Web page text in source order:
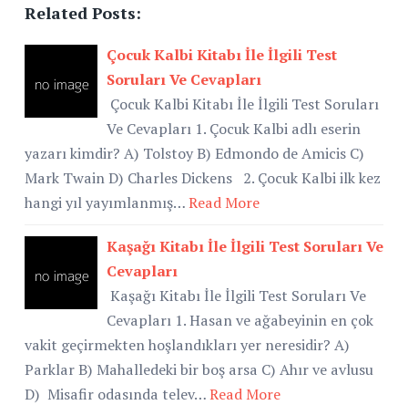
Related Posts:
Çocuk Kalbi Kitabı İle İlgili Test
Soruları Ve Cevapları
Çocuk Kalbi Kitabı İle İlgili Test Soruları
Ve Cevapları 1. Çocuk Kalbi adlı eserin
yazarı kimdir? A) Tolstoy B) Edmondo de Amicis C)
Mark Twain D) Charles Dickens 2. Çocuk Kalbi ilk kez
hangi yıl yayımlanmış…Read More
Kaşağı Kitabı İle İlgili Test Soruları Ve
Cevapları
Kaşağı Kitabı İle İlgili Test Soruları Ve
Cevapları 1. Hasan ve ağabeyinin en çok
vakit geçirmekten hoşlandıkları yer neresidir? A)
Parklar B) Mahalledeki bir boş arsa C) Ahır ve avlusu
D) Misafir odasında telev…Read More